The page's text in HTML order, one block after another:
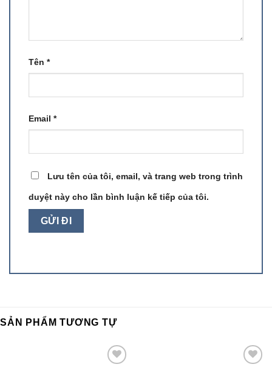
Tên *
Email *
Lưu tên của tôi, email, và trang web trong trình
duyệt này cho lần bình luận kế tiếp của tôi.
SẢN PHẨM TƯƠNG TỰ